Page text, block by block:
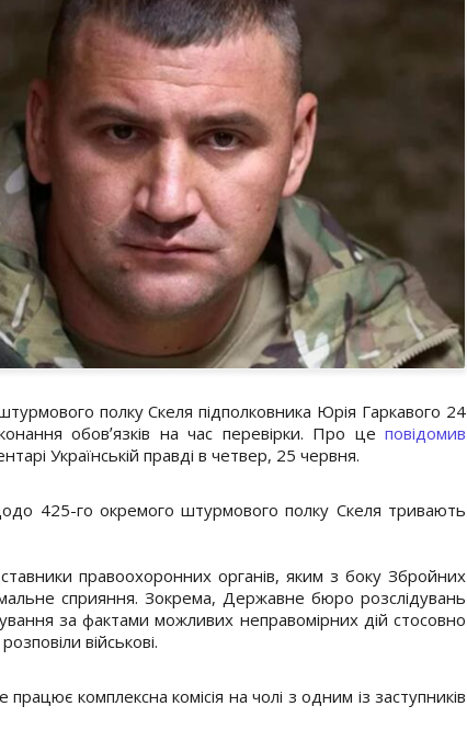
полку Скеля підполковника Юрія Гаркавого 24
обовʼязків на час перевірки. Про це повідомив
Українській правді в четвер, 25 червня.
425-го окремого штурмового полку Скеля тривають
правоохоронних органів, яким з боку Збройних
сприяння. Зокрема, Державне бюро розслідувань
за фактами можливих неправомірних дій стосовно
військові.
працює комплексна комісія на чолі з одним із заступників